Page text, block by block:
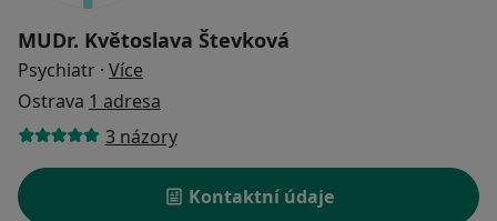
MUDr. Květoslava Števková
Psychiatr · Více
Ostrava 1 adresa
3 názory
Kontaktní údaje